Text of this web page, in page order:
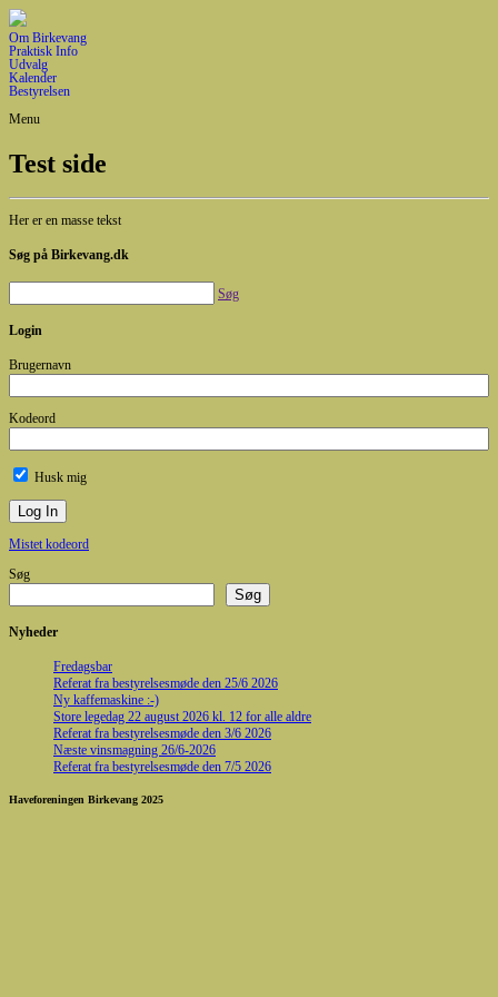
Om Birkevang
Praktisk Info
Udvalg
Kalender
Bestyrelsen
Menu
Test side
Her er en masse tekst
Søg på Birkevang.dk
Søg
Login
Brugernavn
Kodeord
Husk mig
Mistet kodeord
Søg
Søg
Nyheder
Fredagsbar
Referat fra bestyrelsesmøde den 25/6 2026
Ny kaffemaskine :-)
Store legedag 22 august 2026 kl. 12 for alle aldre
Referat fra bestyrelsesmøde den 3/6 2026
Næste vinsmagning 26/6-2026
Referat fra bestyrelsesmøde den 7/5 2026
Haveforeningen Birkevang 2025